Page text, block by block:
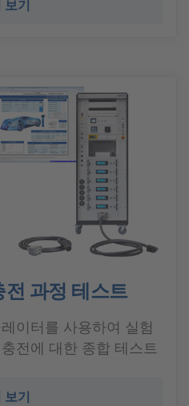
보기
과정 테스트
이터를 사용하여 실험
전에 대한 종합 테스트
보기